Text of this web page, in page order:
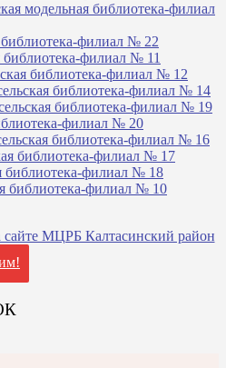
модельная библиотека-филиал
библиотека-филиал № 22
библиотека-филиал № 11
библиотека-филиал № 12
библиотека-филиал № 14
библиотека-филиал № 19
филиал № 20
библиотека-филиал № 16
библиотека-филиал № 17
библиотека-филиал № 18
библиотека-филиал № 10